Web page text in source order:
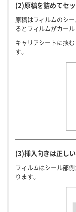
(2)原稿を詰めてセ
原稿はフィルムのシ
るとフィルムがカール
キャリアシートに挟
す。
(3)挿入向きは正しい
フィルムはシール部
ります。